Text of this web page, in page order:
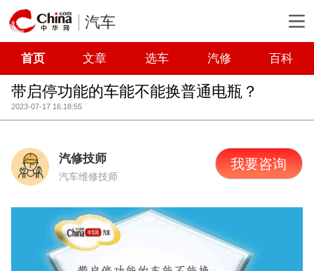
汽车
首页 文章 选车 汽修 百科
带启停功能的车能不能换普通电瓶？
2023-07-17 16:18:55
汽修技师
汽车维修技师
我要咨询